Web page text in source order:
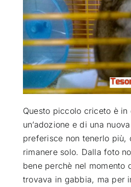
VIDEO
CHI SIAMO
SEMPRE CON ME
Questo piccolo criceto è in
un’adozione e di una
preferisce non tenerlo più,
rimanere solo. Dalla foto
bene perchè nel momento
trovava in gabbia, ma per